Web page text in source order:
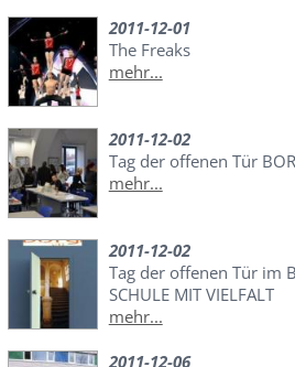
2011-12-01
The Freaks
mehr...
2011-12-02
Tag der offenen Tür
mehr...
2011-12-02
Tag der offenen Tür im
SCHULE MIT VIELFALT
mehr...
2011-12-06